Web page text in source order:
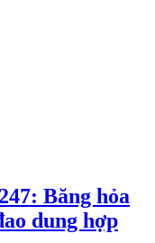
Băng hỏa
dung hợp